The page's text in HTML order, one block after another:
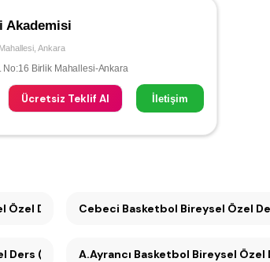
Akademisi
Ankara
No:16 Birlik Mahallesi-Ankara
Ücretsiz Teklif Al İletişim
Özel Ders (6) Cebeci Basketbol Bireysel Özel
Ders (5) A.Ayrancı Basketbol Bireysel Özel